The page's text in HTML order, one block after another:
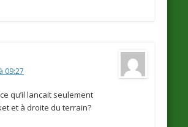
09:27
qu’il lancait seulement
et à droite du terrain?